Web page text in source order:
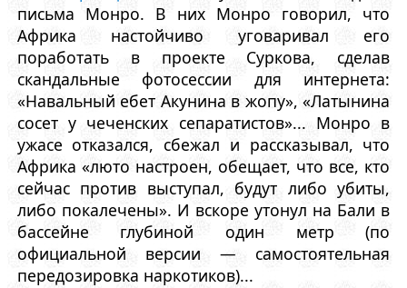
письма Монро. В них Монро говорил, что
Африка настойчиво уговаривал его
поработать в проекте Суркова, сделав
скандальные фотосессии для интернета:
«Навальный ебет Акунина в жопу», «Латынина
сосет у чеченских сепаратистов»... Монро в
ужасе отказался, сбежал и рассказывал, что
Африка «люто настроен, обещает, что все, кто
сейчас против выступал, будут либо убиты,
либо покалечены». И вскоре утонул на Бали в
бассейне глубиной один метр (по
официальной версии — самостоятельная
передозировка наркотиков)...